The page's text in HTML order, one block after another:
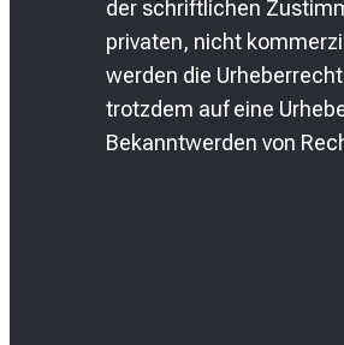
der schriftlichen
privaten, nicht
werden die
trotzdem auf eine
Bekanntwerden von